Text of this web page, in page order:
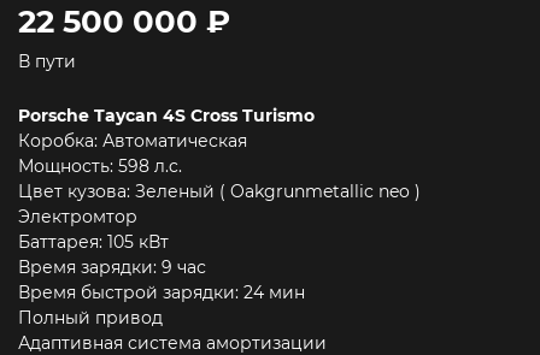
22 500 000 ₽
В пути
Porsche Taycan 4S Cross Turismo
Коробка: Автоматическая
Мощность: 598 л.c.
Цвет кузова: Зеленый ( Oakgrunmetallic neo )
Электромтор
Баттарея: 105 кВт
Время зарядки: 9 час
Время быстрой зарядки: 24 мин
Полный привод
Адаптивная система амортизации